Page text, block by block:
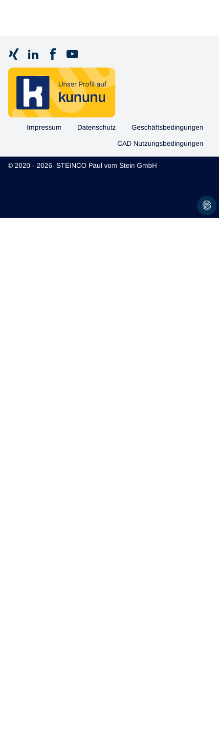
Impressum Datenschutz Geschäftsbedingungen
CAD Nutzungsbedingungen
© 2020 - 2026 STEINCO Paul vom Stein GmbH